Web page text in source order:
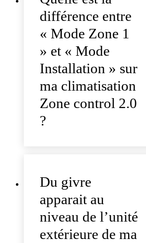
différence entre
« Mode Zone 1
» et « Mode
Installation » sur
ma climatisation
Zone control 2.0
?
Du givre
apparait au
niveau de l’unité
extérieure de ma